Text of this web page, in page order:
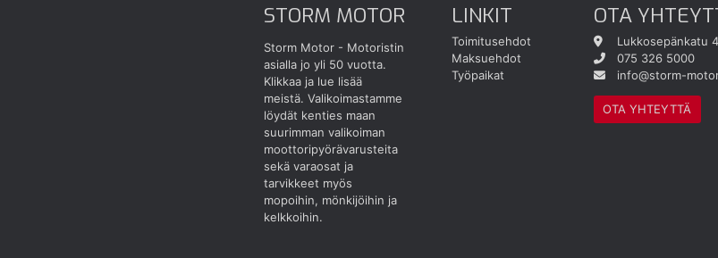
STORM MOTOR
Storm Motor - Motoristin
asialla jo yli 50 vuotta.
Klikkaa ja lue lisää
meistä. Valikoimastamme
löydät kenties maan
suurimman valikoiman
moottoripyörävarusteita
sekä varaosat ja
tarvikkeet myös
mopoihin, mönkijöihin ja
kelkkoihin.
LINKIT
Toimitusehdot
Maksuehdot
Työpaikat
OTA
Lukkosepänkatu
075 326 5000
info@storm-
OTA YHTEYTTÄ